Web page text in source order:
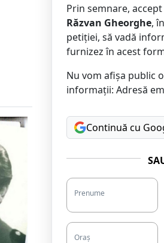
Prin semnare, accept
Răzvan Gheorghe,
petiției, să vadă
furnizez în acest
Nu vom afișa public
informații: Adresă
Continuă cu
Prenume
Oraș